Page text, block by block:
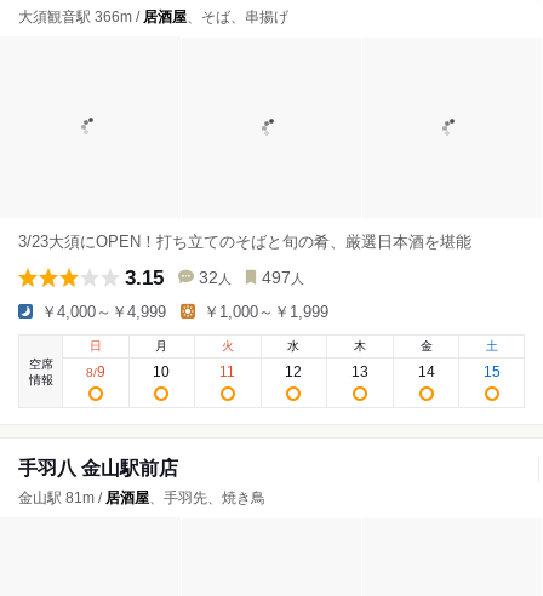
大須観音駅 366m / 居酒屋、そば、串揚げ
3/23大須にOPEN！打ち立てのそばと旬の肴、厳選日本酒を堪能
3.15 32 人 497 人
￥4,000～￥4,999 ￥1,000～￥1,999
空席
情報
日
8/9
月
10
火
11
水
12
木
13
金
14
土
15
手羽八 金山駅前店
金山駅 81m / 居酒屋、手羽先、焼き鳥